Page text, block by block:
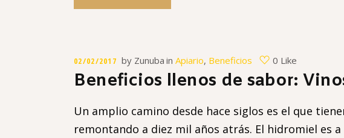
02/02/2017 by Zunuba in Apiario, Beneficios 0 Like
Beneficios llenos de sabor:
Un amplio camino desde hace siglos es el que
remontando a diez mil años atrás. El hidromiel es